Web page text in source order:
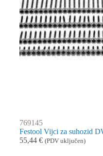
769145
Festool Vijci za suhozid
55,44 € (PDV uključen)